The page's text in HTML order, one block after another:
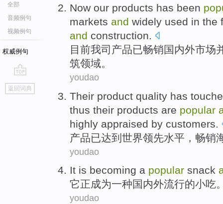
全部
音频例句
视频例句
权威例句
go
top
返回词典
Now our products has been
markets and widely used in the
and construction.
目前我司 产品已畅销国内外市场
筑领域。
youdao
Their product quality has
thus their products are popular
highly appraised by customers
产品已达到 世界领先水平 ， 畅销
youdao
It is becoming a popular snack
它正成为一种国内外流行的小吃
youdao